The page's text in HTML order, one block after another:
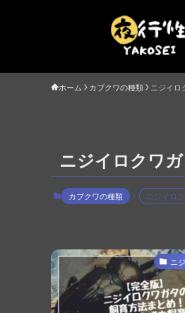
ホーム カブクワの種類 ニジイロ
ニジイロクワ
カブクワの種類 ニジイロ
ニ